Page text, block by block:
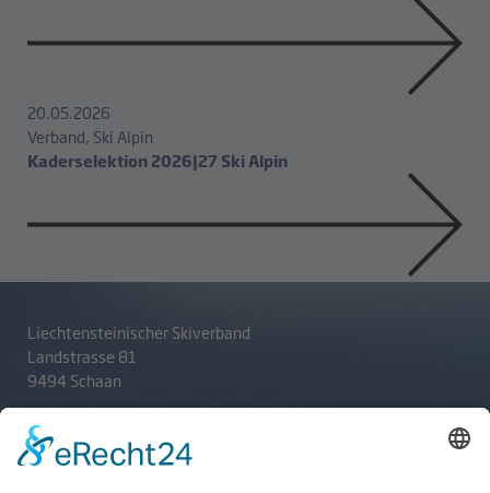
20.05.2026
Verband, Ski Alpin
Kaderselektion 2026|27 Ski Alpin
Liechtensteinischer Skiverband
Landstrasse 81
9494 Schaan
T+423 233 36 30
admin@lsv.li